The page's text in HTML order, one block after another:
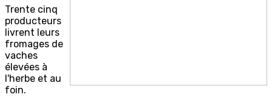
Trente cinq
producteurs
livrent leurs
fromages de
vaches
élevées à
l'herbe et au
foin.